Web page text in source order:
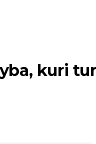
kuri